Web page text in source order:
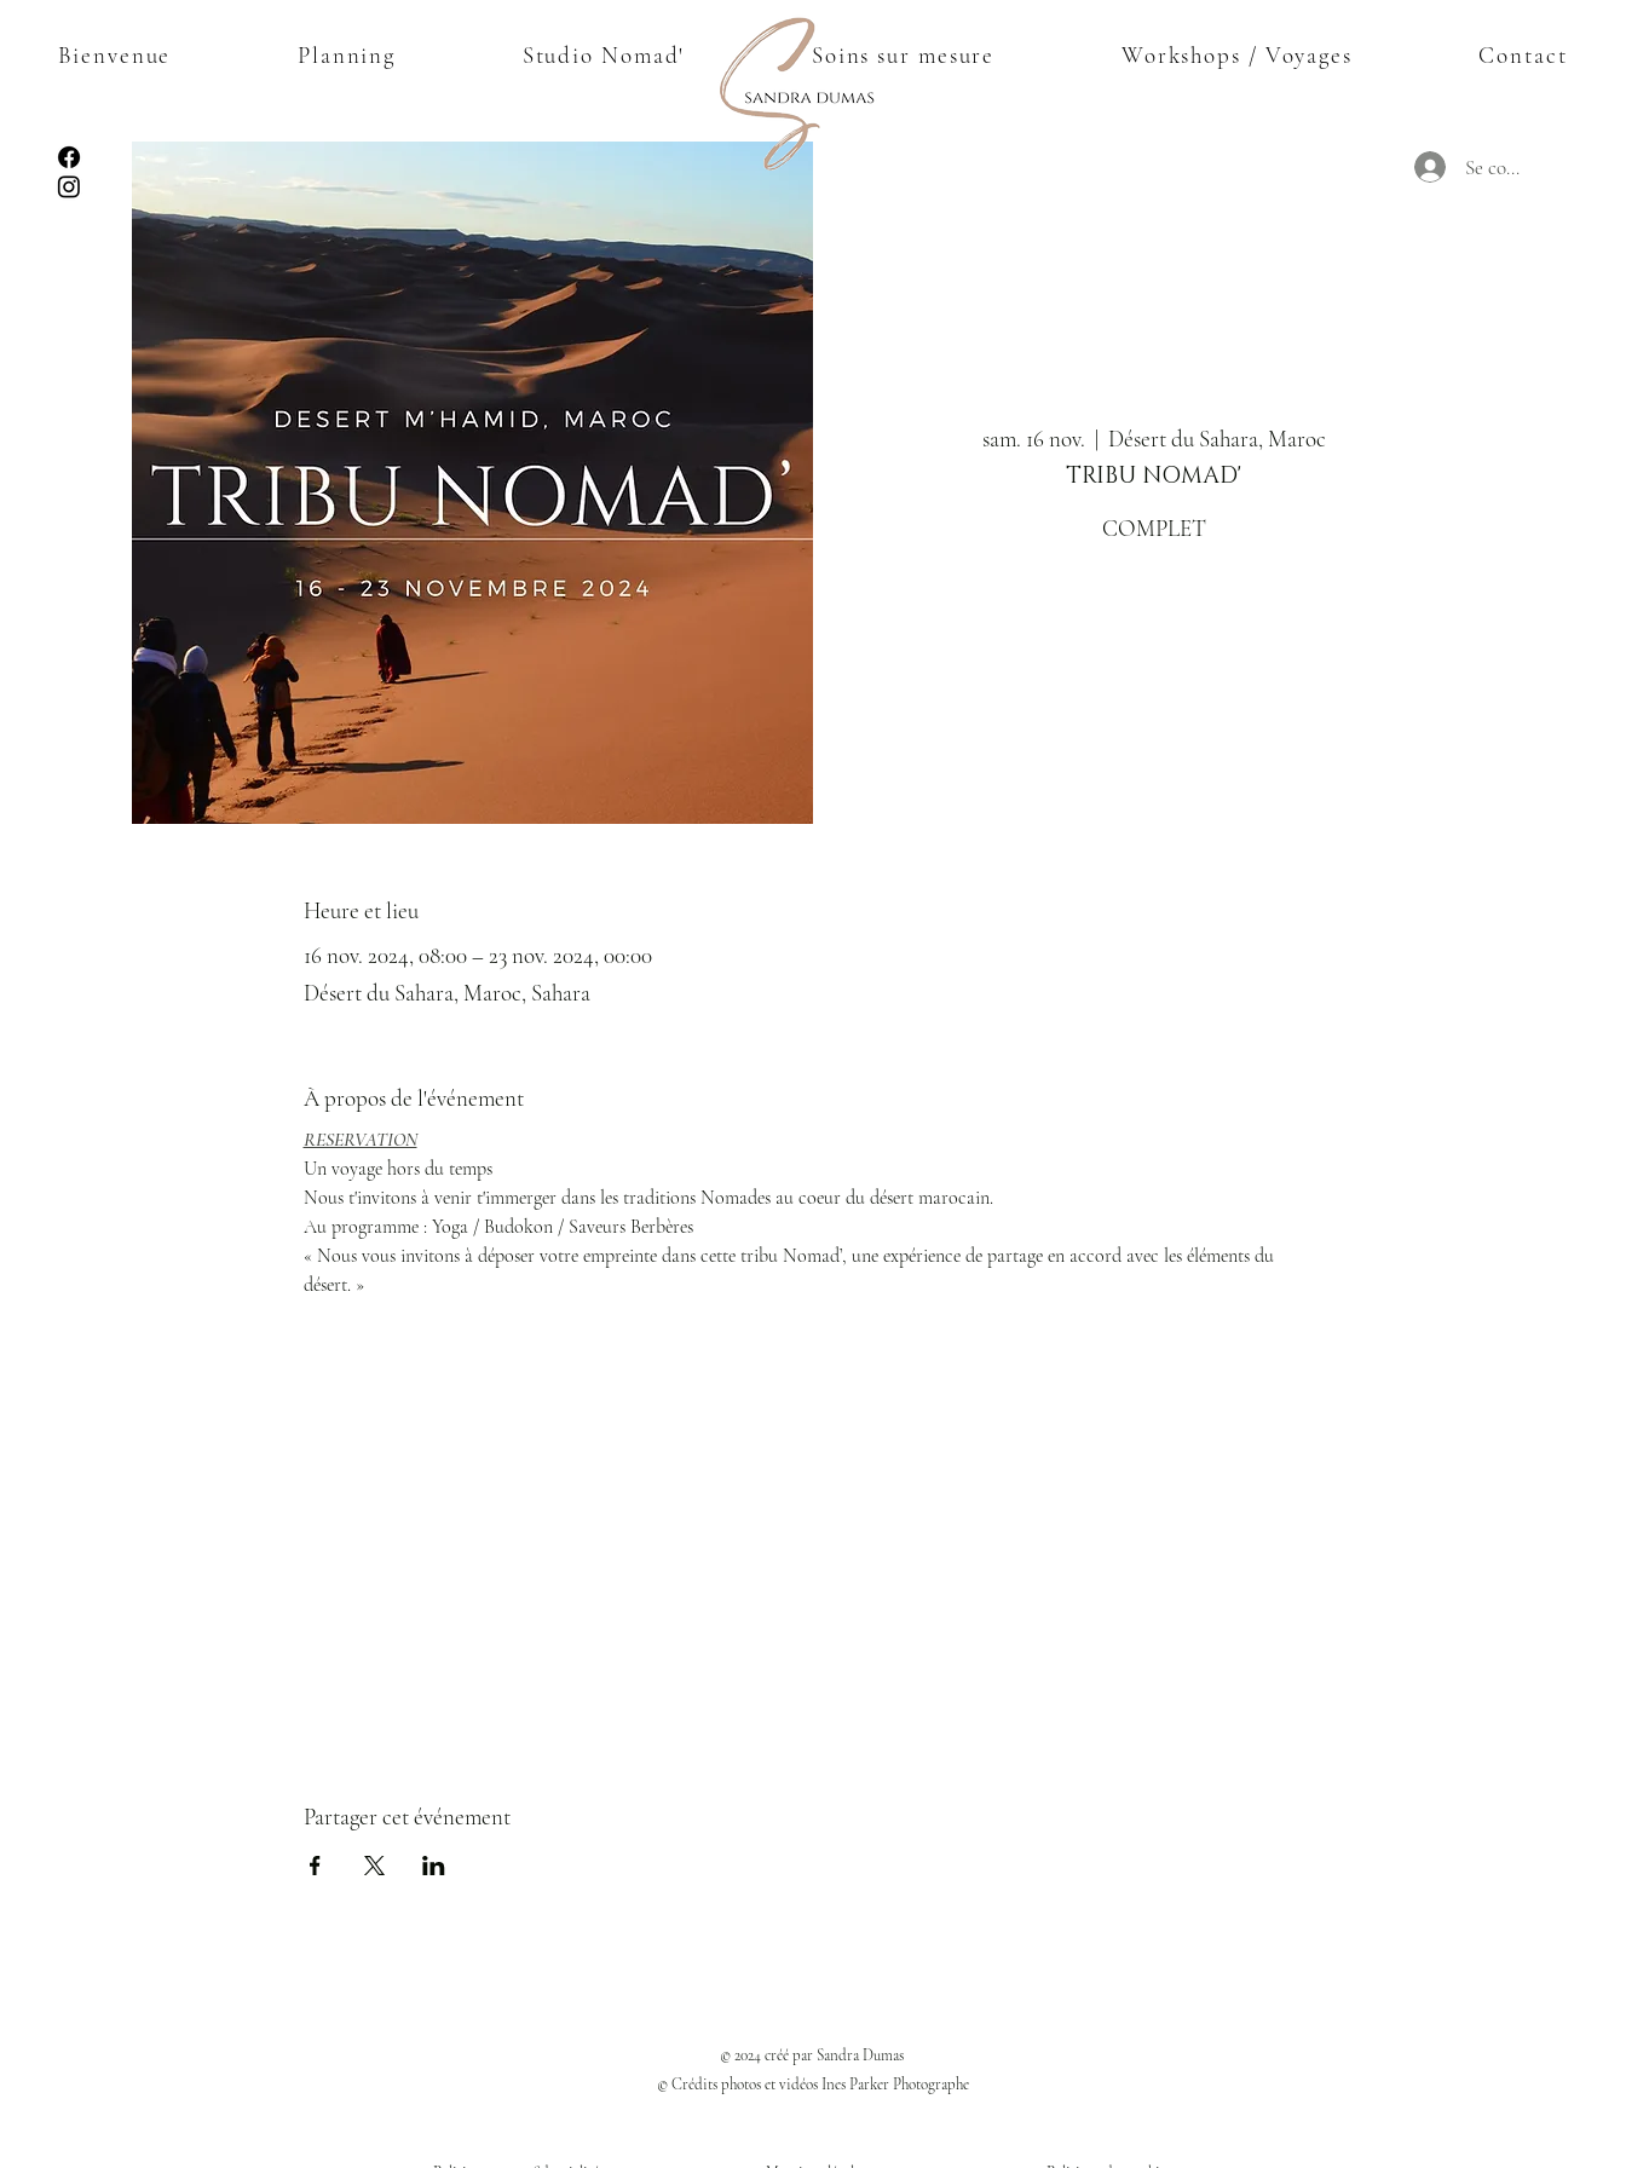
Se connecter
Bienvenue Planning Studio Nomad' Soins sur mesure Workshops / Voyages Contact
sam. 16 nov.
  |
Désert du Sahara, Maroc
TRIBU NOMAD'
COMPLET
Heure et lieu
16 nov. 2024, 08:00 – 23 nov. 2024, 00:00
Désert du Sahara, Maroc, Sahara
À propos de l'événement
RESERVATION
Un voyage hors du temps
Nous t'invitons à venir t'immerger dans les traditions Nomades au coeur du désert marocain.
Au programme : Yoga / Budokon / Saveurs Berbères
« Nous vous invitons à déposer votre empreinte dans cette tribu Nomad’, une expérience de partage en accord avec les éléments du
désert. »
Partager cet événement
© 2024 créé par Sandra Dumas
© Crédits photos et vidéos Ines Parker Photographe